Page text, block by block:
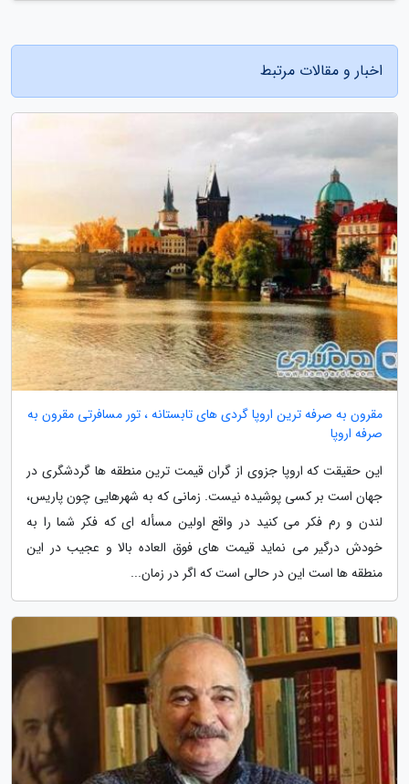
اخبار و مقالات مرتبط
مقرون به صرفه ترین اروپا گردی های تابستانه ، تور مسافرتی مقرون به
صرفه اروپا
این حقیقت که اروپا جزوی از گران قیمت ترین منطقه ها گردشگری در
جهان است بر کسی پوشیده نیست. زمانی که به شهرهایی چون پاریس،
لندن و رم فکر می کنید در واقع اولین مسأله ای که فکر شما را به
خودش درگیر می نماید قیمت های فوق العاده بالا و عجیب در این
منطقه ها است این در حالی است که اگر در زمان...